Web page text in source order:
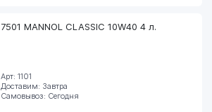
7501 MANNOL CLASSIC 10W40 4 л.
Арт: 1101
Доставим: Завтра
Самовывоз: Сегодня